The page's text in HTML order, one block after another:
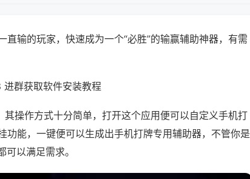
输的玩家，快速成为一个“必胜”的输赢辅助神器，有需
群获取软件安装教程
其操作方式十分简单，打开这个应用便可以自定义手机打
功能，一键便可以生成出手机打牌专用辅助器，不管你是
以满足需求。